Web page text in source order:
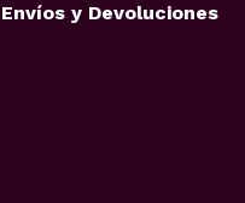
Envíos y Devoluciones